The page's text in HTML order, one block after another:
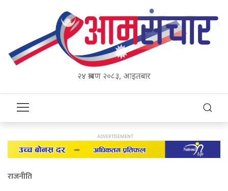
२४ श्रावण २०८३, आइतबार
राजनीति